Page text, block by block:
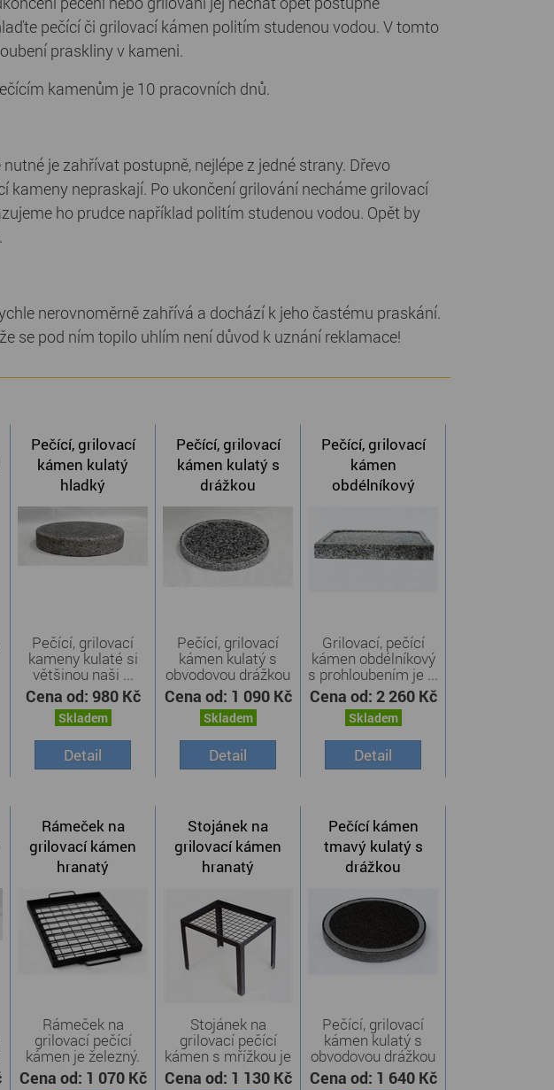
pečící či grilovací kámen politím studenou vodou. V tomto
praskliny v kameni.
kamenům je 10 pracovních dnů.
je zahřívat postupně, nejlépe z jedné strany. Dřevo
kameny nepraskají. Po ukončení grilování necháme grilovací
ho prudce například politím studenou vodou. Opět by
nerovnoměrně zahřívá a dochází k jeho častému praskání.
se pod ním topilo uhlím není důvod k uznání reklamace!
Pečící, grilovací
kámen kulatý
hladký
Pečící, grilovací
kameny kulaté si
většinou naši ...
Cena od: 980 Kč
Skladem
Detail
Pečící, grilovací
kámen kulatý s
drážkou
Pečící, grilovací
kámen kulatý s
obvodovou drážkou
je ...
Cena od: 1 090 Kč
Skladem
Detail
Pečící, grilovací
kámen
obdélníkový
Grilovací, pečící
kámen obdélníkový
s prohloubením je ...
Cena od: 2 260 Kč
Skladem
Detail
Rámeček na
grilovací kámen
hranatý
Rámeček na
grilovací pečící
kámen je železný.
Rámečky ...
Cena od: 1 070 Kč
Stojánek na
grilovací kámen
hranatý
Stojánek na
grilovací pečící
kámen s mřížkou je
železný ...
Cena od: 1 130 Kč
Pečící kámen
tmavý kulatý s
drážkou
Pečící, grilovací
kámen kulatý s
obvodovou drážkou
je ...
Cena od: 1 640 Kč